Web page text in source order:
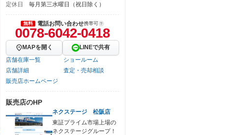
定休日
毎月第三水曜日（祝日除く）
無料 電話お問い合わせ携帯可
0078-6042-0418
MAPを開く
LINEで共有
店舗在庫一覧
ショールーム
店舗詳細
査定・売却相談
販売店ホームページ
販売店のHP
ネクステージ 松阪店
東証プライム市場上場の
ネクステージグループ！